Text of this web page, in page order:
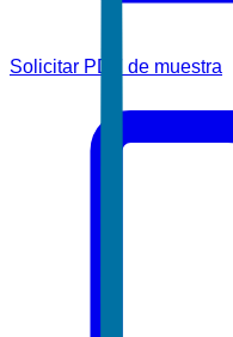
Solicitar PDF de muestra